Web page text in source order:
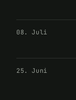
08. Juli
25. Juni